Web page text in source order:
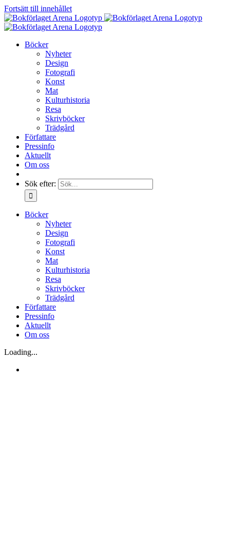
Fortsätt till innehållet
Böcker
Nyheter
Design
Fotografi
Konst
Mat
Kulturhistoria
Resa
Skrivböcker
Trädgård
Författare
Pressinfo
Aktuellt
Om oss
Sök efter:
Böcker
Nyheter
Design
Fotografi
Konst
Mat
Kulturhistoria
Resa
Skrivböcker
Trädgård
Författare
Pressinfo
Aktuellt
Om oss
Loading...